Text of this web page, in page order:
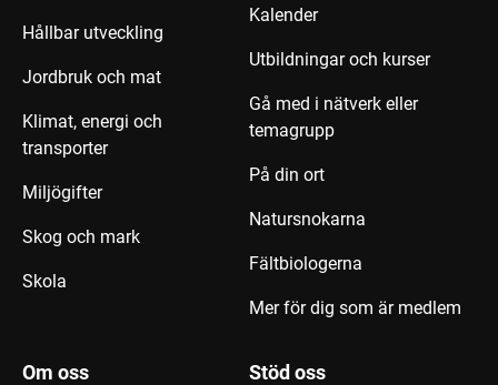
Hållbar utveckling
Jordbruk och mat
Klimat, energi och
transporter
Miljögifter
Skog och mark
Skola
Kalender
Utbildningar och kurser
Gå med i nätverk eller
temagrupp
På din ort
Natursnokarna
Fältbiologerna
Mer för dig som är medlem
Om oss Stöd oss